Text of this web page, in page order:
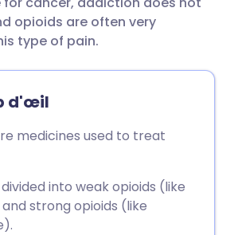
opioids are often very
type of pain.
d'œil
medicines used to treat
into weak opioids (like
strong opioids (like